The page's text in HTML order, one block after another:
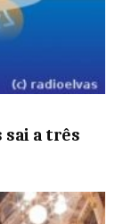
sai a três